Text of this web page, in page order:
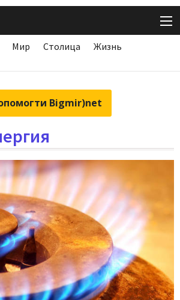
Мир Столица
Жизнь
Bigmir)net